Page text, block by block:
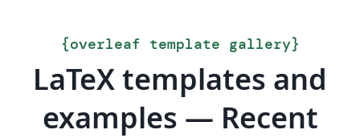
{overleaf template gallery}
LaTeX templates and
examples — Recent